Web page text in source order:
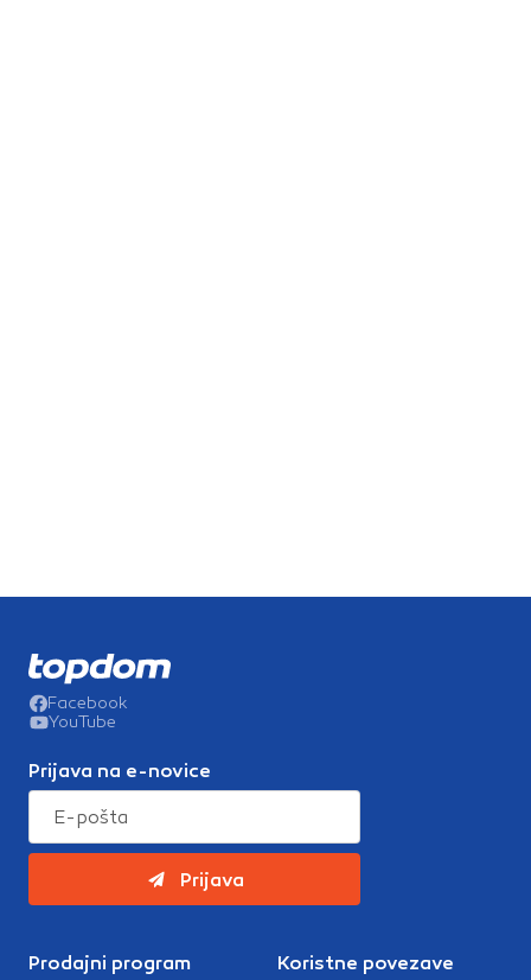
Facebook
YouTube
Prijava na e-novice
Prijava
Prodajni program Koristne povezave